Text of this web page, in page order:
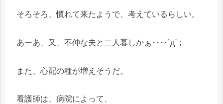
そろそろ、慣れて来たようで、考えているらしい。
あーあ、又、不仲な夫と二人暮しかぁ‥‥´д` ;
また、心配の種が増えそうだ。
看護師は、病院によって、